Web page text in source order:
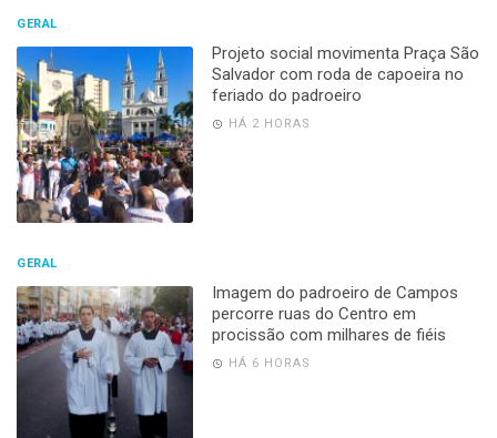
GERAL
Projeto social movimenta Praça São
Salvador com roda de capoeira no
feriado do padroeiro
HÁ 2 HORAS
GERAL
Imagem do padroeiro de Campos
percorre ruas do Centro em
procissão com milhares de fiéis
HÁ 6 HORAS